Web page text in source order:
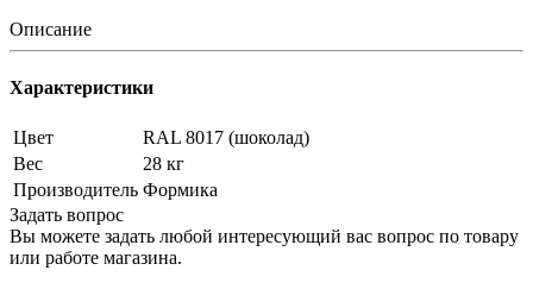
Описание
Характеристики
Цвет
RAL 8017 (шоколад)
Вес
28 кг
Производитель Формика
Задать вопрос
Вы можете задать любой интересующий вас вопрос по товару
или работе магазина.